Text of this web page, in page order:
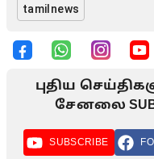
tamilnews
புதிய
சேனலை
SUBSCRIBE